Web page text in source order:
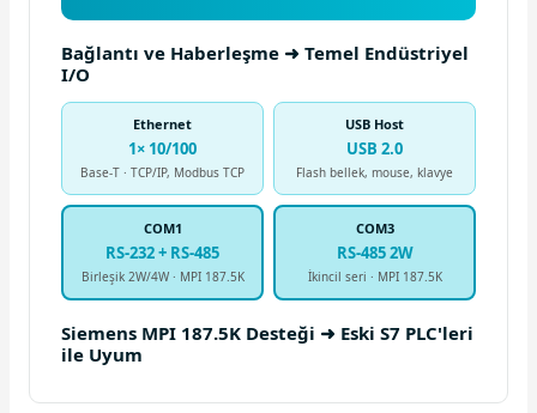
Bağlantı ve Haberleşme ➜ Temel Endüstriyel
I/O
Ethernet
1× 10/100
Base-T · TCP/IP, Modbus TCP
USB Host
USB 2.0
Flash bellek, mouse, klavye
COM1
RS-232 + RS-485
Birleşik 2W/4W · MPI 187.5K
COM3
RS-485 2W
İkincil seri · MPI 187.5K
Siemens MPI 187.5K Desteği ➜ Eski S7 PLC'leri
ile Uyum